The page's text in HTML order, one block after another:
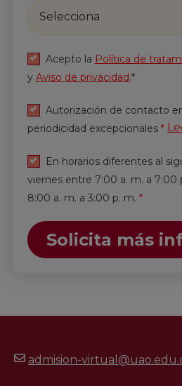
Selecciona
Acepto la Política de
y Aviso de privacidad.*
Autorización de contacto
periodicidad excepcionales *
En horarios diferentes al
viernes entre 7:00 a. m. a 7:00
8:00 a. m. a 3:00 p. m. *
Solicita más
admision-